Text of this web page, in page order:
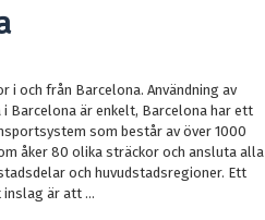
i och från Barcelona. Användning av
i Barcelona är enkelt, Barcelona har ett
som består av över 1000
åker 80 olika sträckor och ansluta alla
och huvudstadsregioner. Ett
är att ...